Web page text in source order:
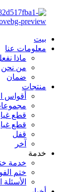
بيت
معلومات عنا
ماذا
من نحن
ضمان
منتجات
أقواس
قطع
قطع
قفل
آخر
خدمة
خدمة
ختم
الأسئلة